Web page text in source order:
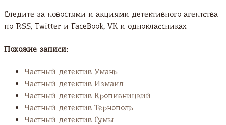
Следите за новостями и акциями детективного агентства
по RSS, Twitter и FaсeBook, VK и одноклассниках
Похожие записи:
Частный детектив Умань
Частный детектив Измаил
Частный детектив Кропивницкий
Частный детектив Тернополь
Частный детектив Сумы